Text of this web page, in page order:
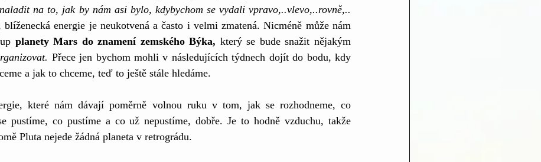
na to, jak by nám asi bylo, kdybychom se vydali vpravo,..vlevo,..rovně,..
energie je neukotvená a často i velmi zmatená. Nicméně může nám
planety Mars do znamení zemského Býka, který se bude snažit nějakým
Přece jen bychom mohli v následujících týdnech dojít do bodu, kdy
a jak to chceme, teď to ještě stále hledáme.
které nám dávají poměrně volnou ruku v tom, jak se rozhodneme, co
pustíme, co pustíme a co už nepustíme, dobře. Je to hodně vzduchu, takže
Pluta nejede žádná planeta v retrográdu.